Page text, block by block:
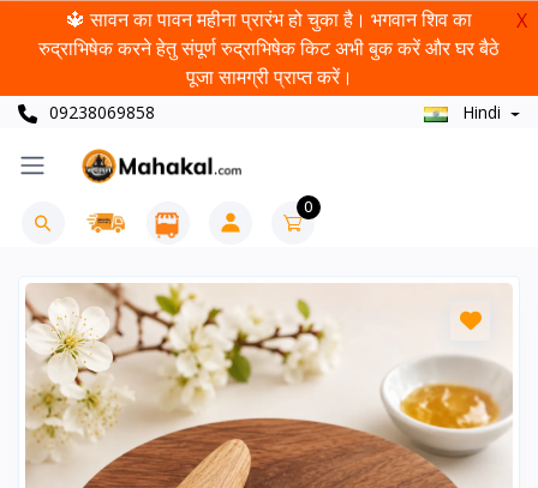
🔱 सावन का पावन महीना प्रारंभ हो चुका है। भगवान शिव का
रुद्राभिषेक करने हेतु संपूर्ण रुद्राभिषेक किट अभी बुक करें और घर बैठे
पूजा सामग्री प्राप्त करें।
X
09238069858 Hindi
0